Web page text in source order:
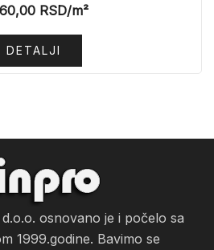
RSD/m²
DETALJI
osnovano je i počelo sa
1999.godine. Bavimo se